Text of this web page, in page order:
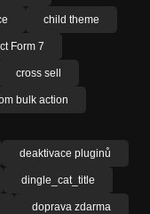
child theme
Form 7
cross sell
bulk action
deaktivace pluginů
dingle_cat_title
doprava zdarma